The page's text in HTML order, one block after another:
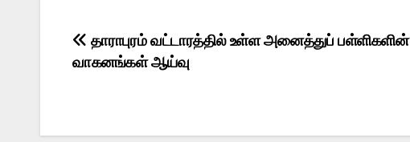
e
b
k
o
d
s
A
e
Post
navigation
தாராபுரம் வட்டாரத்தில் உள்ள அனைத்துப் பள்ளிகளின்
வாகனங்கள் ஆய்வு